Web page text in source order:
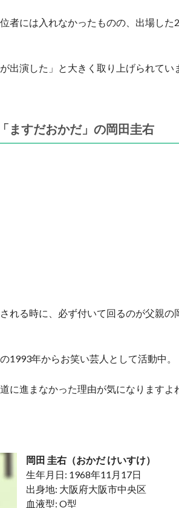
者には入れなかったものの、出場した
出演した」と大きく取り上げられてい
すだおかだ」の岡田圭右
れる時に、必ず付いて回るのが父親の
1993年からお笑い芸人として活動中。
に進まなかった理由が気になりますよ
岡田 圭右（おかだ けいすけ）
生年月日: 1968年11月17日
出身地: 大阪府大阪市中央区
血液型: O型